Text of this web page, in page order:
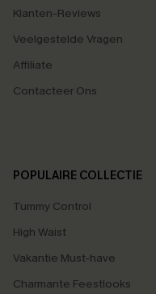
Klanten-Reviews
Veelgestelde Vragen
Affiliate
Contacteer Ons
POPULAIRE COLLECTIE
Tummy Control
High Waist
Vakantie Must-have
Charmante Feestlooks